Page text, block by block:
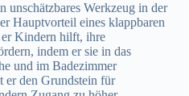
unschätzbares Werkzeug in der
Hauptvorteil eines klappbaren
er Kindern hilft, ihre
indem er sie in das
und im Badezimmer
er den Grundstein für